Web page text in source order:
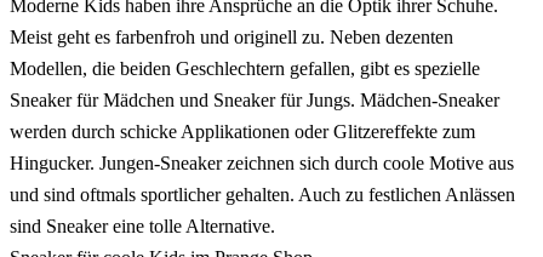
Moderne Kids haben ihre Ansprüche an die Optik ihrer Schuhe.
Meist geht es farbenfroh und originell zu. Neben dezenten
Modellen, die beiden Geschlechtern gefallen, gibt es spezielle
Sneaker für Mädchen und Sneaker für Jungs. Mädchen-Sneaker
werden durch schicke Applikationen oder Glitzereffekte zum
Hingucker. Jungen-Sneaker zeichnen sich durch coole Motive aus
und sind oftmals sportlicher gehalten. Auch zu festlichen Anlässen
sind Sneaker eine tolle Alternative.